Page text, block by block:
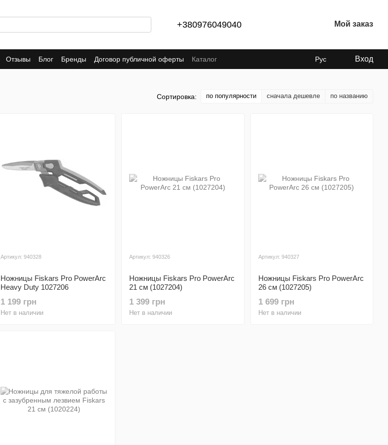
+380976049040 Мой заказ
Отзывы Блог Бренды Договор публичной оферты Каталог Рус Вход
Сортировка: по популярности сначала дешевле по названию
Артикул: 940328
Ножницы Fiskars Pro PowerArc
Heavy Duty 1027206
1 199 грн
Нет в наличии
Артикул: 940326
Ножницы Fiskars Pro PowerArc
21 см (1027204)
1 399 грн
Нет в наличии
Артикул: 940327
Ножницы Fiskars Pro PowerArc
26 см (1027205)
1 699 грн
Нет в наличии